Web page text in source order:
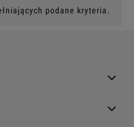
podane kryteria.